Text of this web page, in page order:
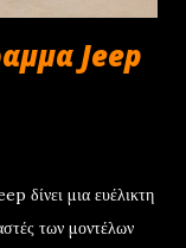
Jeep
δίνει μια ευέλικτη
των μοντέλων